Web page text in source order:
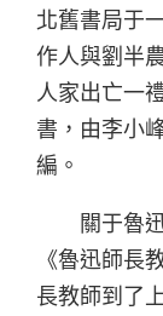
北舊書局于
作人與劉半
人家出亡一
書，由李小
編。
關于魯
《魯迅師長
長教師到了